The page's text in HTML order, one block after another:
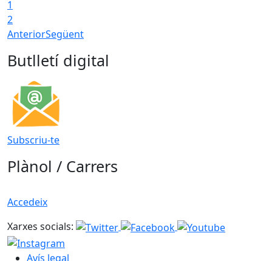
1
2
AnteriorSegüent
Butlletí digital
Subscriu-te
Plànol / Carrers
Accedeix
Xarxes socials:
Avís legal